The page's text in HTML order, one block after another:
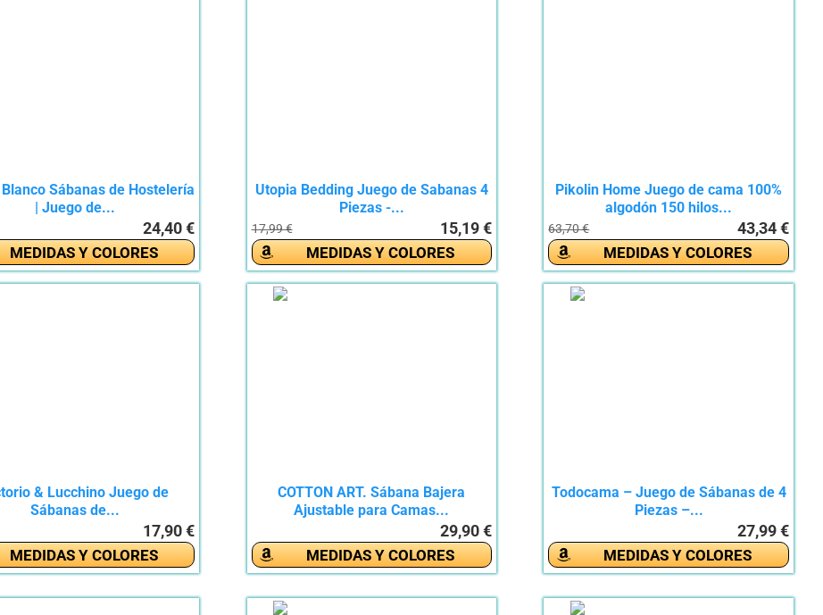
Sábanas de Hostelería
| Juego de...
24,40 €
MEDIDAS Y COLORES
Utopia Bedding Juego de Sabanas 4
Piezas -...
17,99 € 15,19 €
MEDIDAS Y COLORES
Pikolin Home Juego de cama 100%
algodón 150 hilos...
63,70 € 43,34 €
MEDIDAS Y COLORES
& Lucchino Juego de
Sábanas de...
17,90 €
MEDIDAS Y COLORES
COTTON ART. Sábana Bajera
Ajustable para Camas...
29,90 €
MEDIDAS Y COLORES
Todocama – Juego de Sábanas de 4
Piezas –...
27,99 €
MEDIDAS Y COLORES